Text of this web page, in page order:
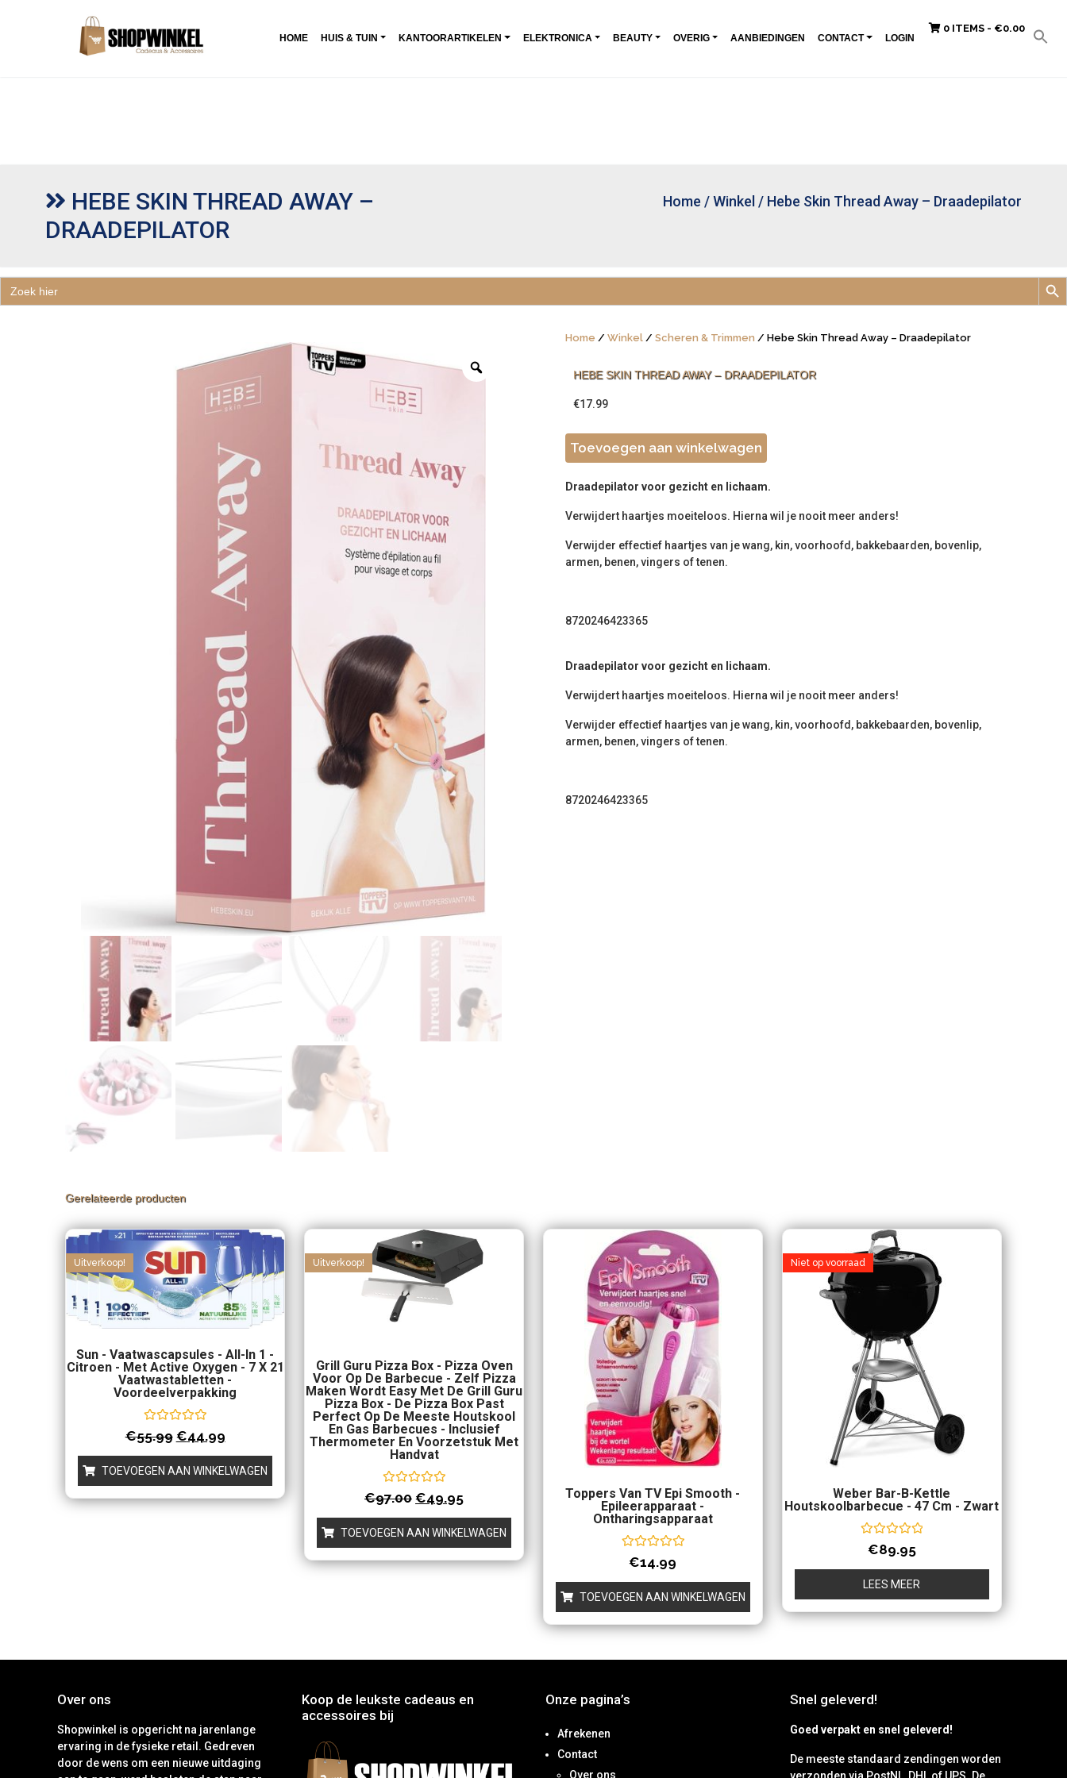
Zoek
naar:
HOME HUIS & TUIN KANTOORARTIKELEN ELEKTRONICA BEAUTY OVERIG AANBIEDINGEN CONTACT LOGIN
0 ITEMS - €0.00
HEBE SKIN THREAD AWAY –
DRAADEPILATOR
Home /Winkel / Hebe Skin Thread Away – Draadepilator
Home / Winkel / Scheren & Trimmen / Hebe Skin Thread Away – Draadepilator
HEBE SKIN THREAD AWAY – DRAADEPILATOR
€17.99
Toevoegen aan winkelwagen
Draadepilator voor gezicht en lichaam.
Verwijdert haartjes moeiteloos. Hierna wil je nooit meer anders!
Verwijder effectief haartjes van je wang, kin, voorhoofd, bakkebaarden, bovenlip,
armen, benen, vingers of tenen.
8720246423365
Draadepilator voor gezicht en lichaam.
Verwijdert haartjes moeiteloos. Hierna wil je nooit meer anders!
Verwijder effectief haartjes van je wang, kin, voorhoofd, bakkebaarden, bovenlip,
armen, benen, vingers of tenen.
8720246423365
Gerelateerde producten
Sun - Vaatwascapsules - All-In 1 -
Citroen - Met Active Oxygen - 7 X 21
Vaatwastabletten -
Voordeelverpakking
Waardering
0
uit
5
€55.99 €44.99
Uitverkoop!
TOEVOEGEN AAN WINKELWAGEN
Grill Guru Pizza Box - Pizza Oven
Voor Op De Barbecue - Zelf Pizza
Maken Wordt Easy Met De Grill Guru
Pizza Box - De Pizza Box Past
Perfect Op De Meeste Houtskool
En Gas Barbecues - Inclusief
Thermometer En Voorzetstuk Met
Handvat
Waardering
0
uit
5
€97.00 €49.95
Uitverkoop!
TOEVOEGEN AAN WINKELWAGEN
Toppers Van TV Epi Smooth -
Epileerapparaat -
Ontharingsapparaat
Waardering
uit
5
€14.99
TOEVOEGEN AAN WINKELWAGEN
Weber Bar-B-Kettle
Houtskoolbarbecue - 47 Cm - Zwart
Waardering
uit
5
€89.95
Niet op voorraad
LEES MEER
Over ons
Shopwinkel is opgericht na jarenlange
ervaring in de fysieke retail. Gedreven
door de wens om een nieuwe uitdaging
Koop de leukste cadeaus en
accessoires bij
Onze pagina’s
Afrekenen
Contact
Over ons
Snel geleverd!
Goed verpakt en snel geleverd!
De meeste standaard zendingen worden